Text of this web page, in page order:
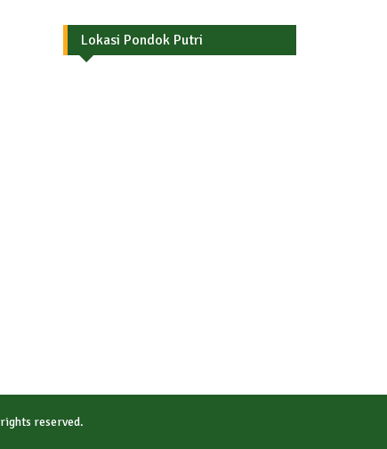
Lokasi Pondok Putri
reserved.